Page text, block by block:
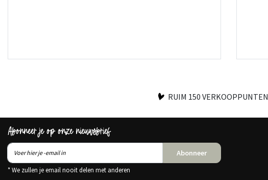
RUIM 150 VERKOOPPUNTEN
Abonneer je op onze nieuwsbrief
Abonneer
* We zullen je email nooit delen met anderen